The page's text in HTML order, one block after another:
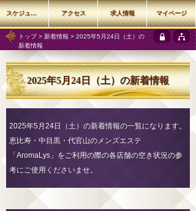
トップ> 新着情報 > 2025年5月24日（土）の
新着情報
2025年5月24日（土）の新着情報
2025年5月24日（土）の新着情報の一覧になります。
恵比寿・中目黒・代官山のメンズエステ
「AromaLys」をご利用の際の各店舗の空き状況の参
考にご使用くださいませ。
スケジュール アクセス 求人情報 マイページ